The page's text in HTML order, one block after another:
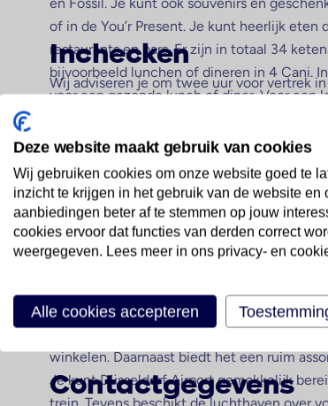
of in de You’r Present. Je kunt heerlijk eten
restaurants en bars. Er zijn in totaal 34
bijvoorbeeld lunchen of dineren in 4 Cani.
voor een gezonde lunch of diner. Voor een
McDonald’s. Als je vroeg vertrekt en wat
genoeg cafés waar je koffie kunt halen. Je
Ritazza gaan. In de terminal vindt je een
kunt verkrijgen.
Inchecken
Wij adviseren je om twee uur voor vertrek
per luchtvaartmaatschappij en is ook
luchtvaartmaatschappijen sluiten de
desbetreffende vlucht. Alle incheckbalies
tevens monitoren vindt met het
luchtvaartmaatschappij.
Een mooie
faciliteiten
Düsseldorf Airport is een mooie
houden met eventuele wachtrijen en je
reserveren. Een voordeel is dat je je niet
wachten op de vlucht. Er zijn een tal van
winkelen. Daarnaast biedt het een ruim
Je kunt Düsseldorf Airport gemakkelijk
Contactgegevens
Deze website maakt gebruik van cookies
Wij gebruiken cookies om onze website goed te
inzicht te krijgen in het gebruik van de website en
aanbiedingen beter af te stemmen op jouw
cookies ervoor dat functies van derden correct
weergegeven. Lees meer in ons privacy- en
Alle cookies accepteren